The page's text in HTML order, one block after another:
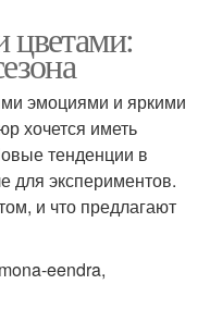
эмоциями и яркими
хочется иметь
тенденции в
для экспериментов.
и что предлагают
eendra,